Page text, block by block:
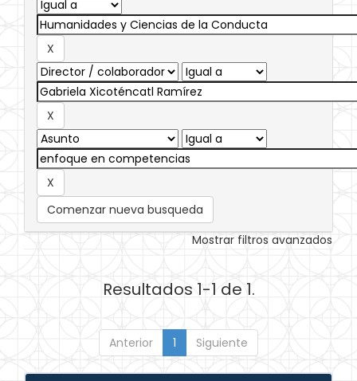
Comenzar nueva busqueda
Mostrar filtros avanzados
Resultados 1-1 de 1.
Anterior 1 Siguiente